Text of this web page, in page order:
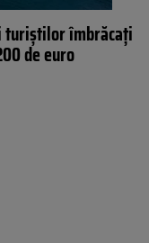
turiștilor îmbrăcați
de euro